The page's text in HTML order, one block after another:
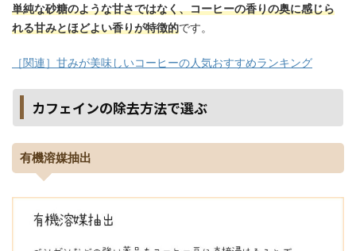
単純な砂糖のような甘さではなく、コーヒーの香りの奥に感じら
れる甘みとほどよい香りが特徴的です。
［関連］甘みが美味しいコーヒーの人気おすすめランキング
カフェインの除去方法で選ぶ
有機溶媒抽出